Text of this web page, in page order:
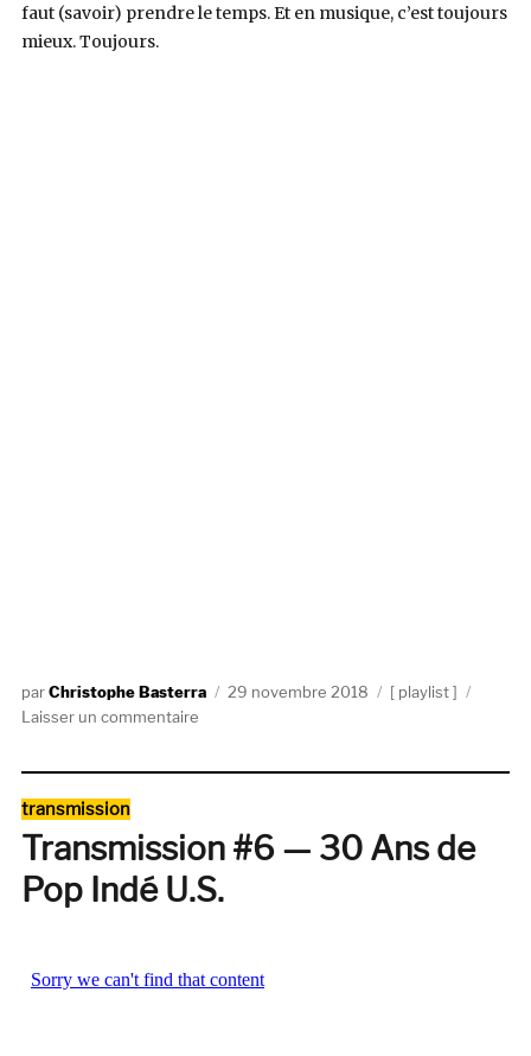
faut (savoir) prendre le temps. Et en musique, c’est toujours
mieux. Toujours.
AuteurChristophe Basterra
Publié
29 novembre 2018 Catégories
playlist
Laisser un commentairesur
soleil
se
couche
Catégories
transmission
Transmission #6 — 30 Ans de
Pop Indé U.S.